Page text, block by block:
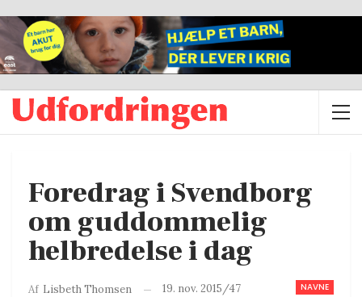
Foredrag i Svendborg
om guddommelig
helbredelse i dag
NAVNE
Af Lisbeth Thomsen 19. nov. 2015/47